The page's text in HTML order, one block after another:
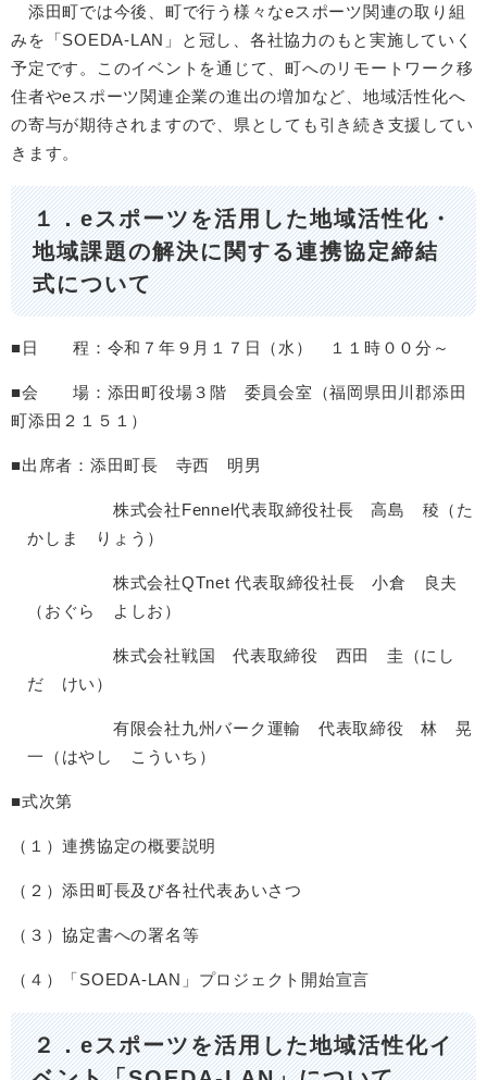
添田町では今後、町で行う様々なeスポーツ関連の取り組
みを「SOEDA-LAN」と冠し、各社協力のもと実施していく
予定です。このイベントを通じて、町へのリモートワーク移
住者やeスポーツ関連企業の進出の増加など、地域活性化へ
の寄与が期待されますので、県としても引き続き支援してい
きます。
１．eスポーツを活用した地域活性化・
地域課題の解決に関する連携協定締結
式について​
■日 程：令和７年９月１７日（水） １１時００分～
■会 場：添田町役場３階 委員会室（福岡県田川郡添田
町添田２１５１）
■出席者：添田町長 寺西 明男
株式会社Fennel代表取締役社長 高島 稜（た
かしま りょう）
株式会社QTnet 代表取締役社長 小倉 良夫
（おぐら よしお）
株式会社戦国 代表取締役 西田 圭（にし
だ けい）
有限会社九州バーク運輸 代表取締役 林 晃
一（はやし こういち）
■式次第
（１）連携協定の概要説明
（２）添田町長及び各社代表あいさつ
（３）協定書への署名等
（４）「SOEDA-LAN」プロジェクト開始宣言
２．eスポーツを活用した地域活性化イ